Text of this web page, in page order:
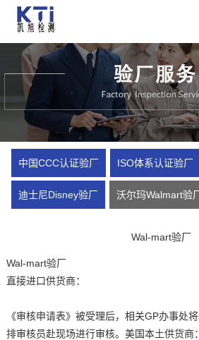
中国CCC认证验厂 ISO体系认证验厂
迪士尼Disney验厂 沃尔玛Walmart验
Wal-mart验厂
Wal-mart验厂
直接进口供货商：
《审核申请表》被受理后，相关GP办事处
排审核员赴现场进行审核。美国本土供货商